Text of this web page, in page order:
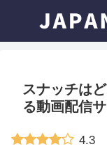
スナッチは
る動画配信
4.3